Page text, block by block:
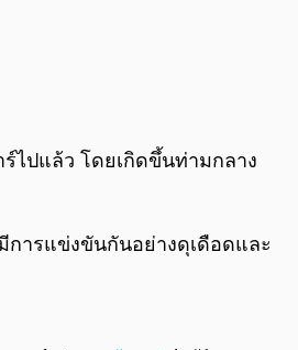
0:00 /
ไปแล้ว โดยเกิดขึ้นท่ามกลาง
การแข่งขันกันอย่างดุเดือดและ